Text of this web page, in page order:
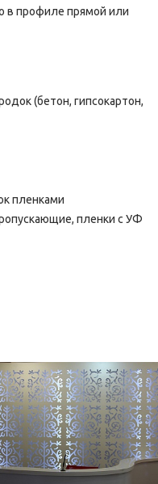
в профиле прямой или
(бетон, гипсокартон,
пленками
пленки с УФ